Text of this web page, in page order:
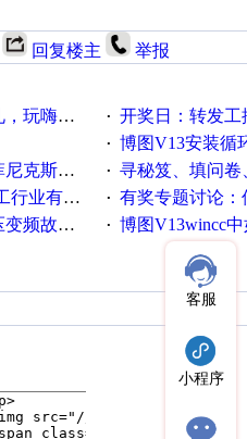
回复楼主 举报
夏日！ · 开奖日：转发工控速派
· 博图V13安装循环重启
讨会即得 · 寻秘笈、填问卷
查来袭！ · 有奖专题讨论：伺服选择
样解决的！ · 博图V13wincc中如何
客服
小程序